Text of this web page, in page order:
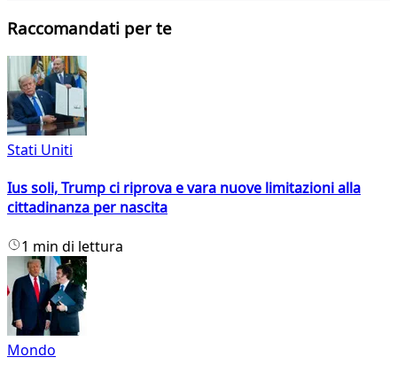
Raccomandati per te
Stati Uniti
Ius soli, Trump ci riprova e vara nuove limitazioni alla
cittadinanza per nascita
1 min di lettura
Mondo